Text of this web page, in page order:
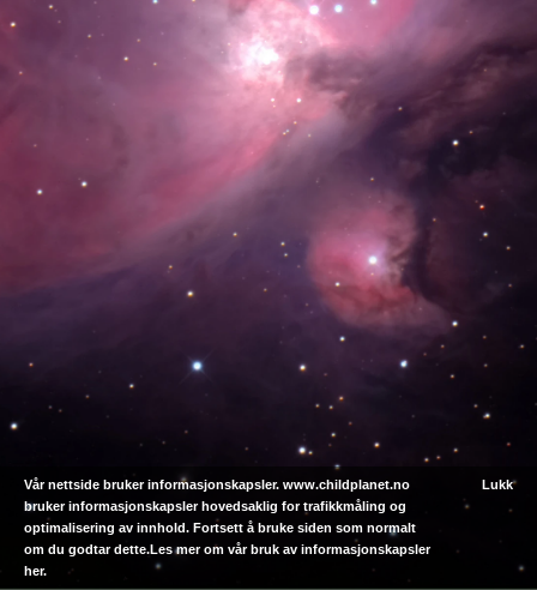
Vår nettside bruker informasjonskapsler. www.childplanet.no
bruker informasjonskapsler hovedsaklig for trafikkmåling og
optimalisering av innhold. Fortsett å bruke siden som normalt
om du godtar dette.Les mer om vår bruk av informasjonskapsler
her.
Lukk